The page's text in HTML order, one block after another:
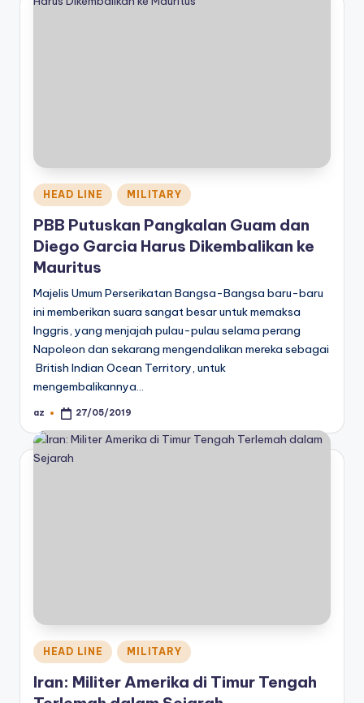
Posted
in
HEAD LINE MILITARY
PBB Putuskan Pangkalan Guam dan
Diego Garcia Harus Dikembalikan ke
Mauritus
Majelis Umum Perserikatan Bangsa-Bangsa baru-baru
ini memberikan suara sangat besar untuk memaksa
Inggris, yang menjajah pulau-pulau selama perang
Napoleon dan sekarang mengendalikan mereka sebagai
British Indian Ocean Territory, untuk
mengembalikannya…
Posted
az 27/05/2019
Posted
in
HEAD LINE MILITARY
Iran: Militer Amerika di Timur Tengah